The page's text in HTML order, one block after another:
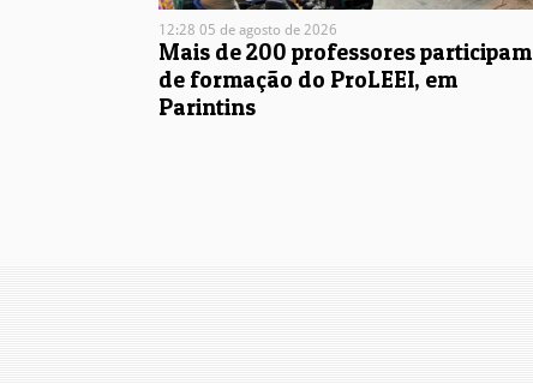
12:28 05 de agosto de 2026
Mais de 200 professores participam
de formação do ProLEEI, em
Parintins